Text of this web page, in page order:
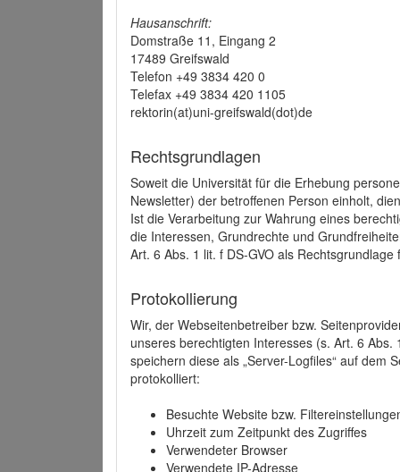
Hausanschrift:
Domstraße 11, Eingang 2
17489 Greifswald
Telefon +49 3834 420 0
Telefax +49 3834 420 1105
rektorin(at)uni-greifswald(dot)de
Rechtsgrundlagen
Soweit die Universität für die Erhebung
Newsletter) der betroffenen Person einholt,
Ist die Verarbeitung zur Wahrung eines
die Interessen, Grundrechte und
Art. 6 Abs. 1 lit. f DS-GVO als
Protokollierung
Wir, der Webseitenbetreiber bzw.
unseres berechtigten Interesses (s. Art. 6
speichern diese als „Server-Logfiles“ auf dem
protokolliert:
Besuchte Website bzw.
Uhrzeit zum Zeitpunkt des Zugriffes
Verwendeter Browser
Verwendete IP-Adresse